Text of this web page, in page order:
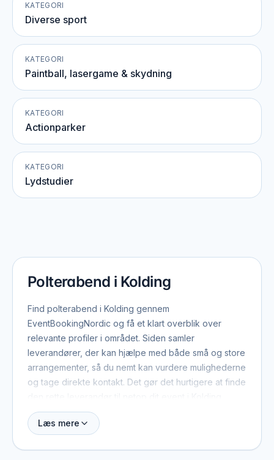
KATEGORI
Diverse sport
KATEGORI
Paintball, lasergame & skydning
KATEGORI
Actionparker
KATEGORI
Lydstudier
Polterabend i Kolding
Find polterabend i Kolding gennem
EventBookingNordic og få et klart overblik over
relevante profiler i området. Siden samler
leverandører, der kan hjælpe med både små og store
arrangementer, så du nemt kan vurdere mulighederne
og tage direkte kontakt. Det gør det hurtigere at finde
Når du booker polterabend i Kolding, er der typisk et
Læs mere